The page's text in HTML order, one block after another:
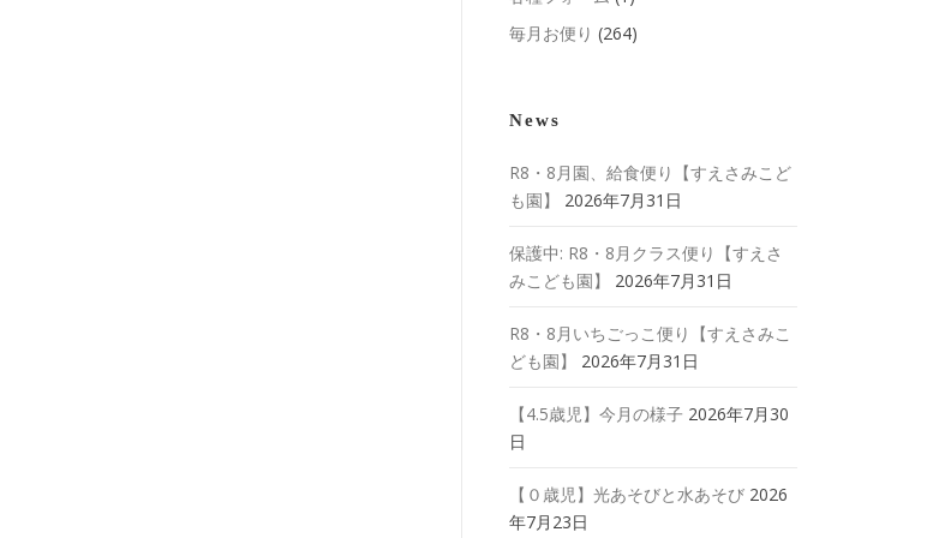
毎月お便り (264)
News
R8・8月園、給食便り【すえさみこど
も園】
2026年7月31日
保護中: R8・8月クラス便り【すえさ
みこども園】
2026年7月31日
R8・8月いちごっこ便り【すえさみこ
ども園】
2026年7月31日
【4.5歳児】今月の様子 2026年7月30
日
【０歳児】光あそびと水あそび 2026
年7月23日